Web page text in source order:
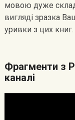
мовою дуже
вигляді зразка
уривки з цих книг.
Фрагменти з
каналі